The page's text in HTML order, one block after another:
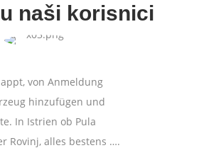
naši korisnici
von Anmeldung
hinzufügen und
In Istrien ob Pula
Rovinj, alles bestens ….